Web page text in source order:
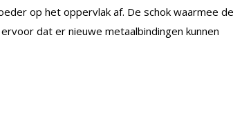
op het oppervlak af. De schok waarmee de
dat er nieuwe metaalbindingen kunnen